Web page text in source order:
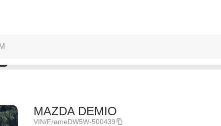
MAZDA DEMIO
VIN/FrameDW5W-500439